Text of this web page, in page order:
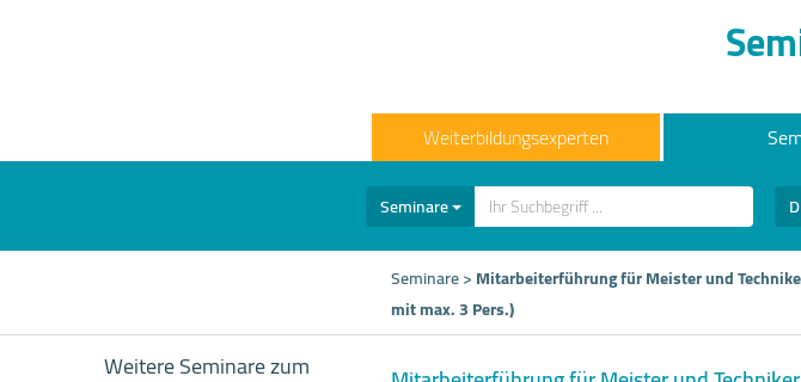
Weiterbildungsexperten
Seminare
Seminare>Mitarbeiterführung für Meister und
mit max. 3 Pers.)
Weitere Seminare zum